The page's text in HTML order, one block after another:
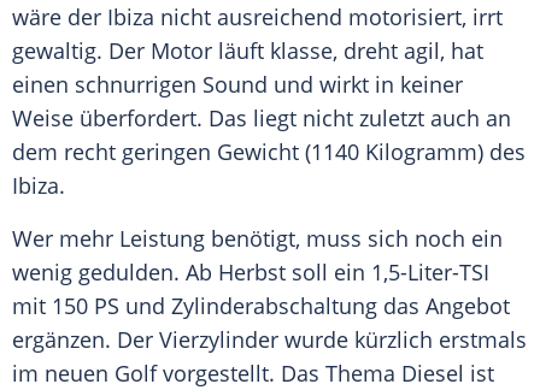
wäre der Ibiza nicht ausreichend motorisiert, irrt
gewaltig. Der Motor läuft klasse, dreht agil, hat
einen schnurrigen Sound und wirkt in keiner
Weise überfordert. Das liegt nicht zuletzt auch an
dem recht geringen Gewicht (1140 Kilogramm) des
Ibiza.
Wer mehr Leistung benötigt, muss sich noch ein
wenig gedulden. Ab Herbst soll ein 1,5-Liter-TSI
mit 150 PS und Zylinderabschaltung das Angebot
ergänzen. Der Vierzylinder wurde kürzlich erstmals
im neuen Golf vorgestellt. Das Thema Diesel ist